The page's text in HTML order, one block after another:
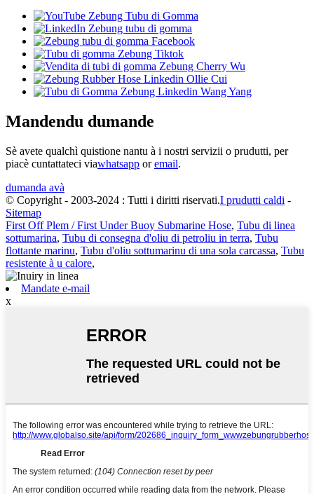
Mandendu dumande
Sè avete qualchì quistione nantu à i nostri servizii o prudutti, per
piacè cuntattateci viawhatsapp oremail.
dumanda avà
© Copyright - 2003-2024 : Tutti i diritti riservati.I prudutti caldi -
Sitemap
First Off Plem / First Under Buoy Submarine Hose, Tubu di linea
sottumarina, Tubu di consegna d'oliu di petroliu in terra, Tubu
flottante marinu, Tubu d'oliu sottumarinu di una sola carcassa, Tubu
resistente à u calore,
Mandate e-mail
x